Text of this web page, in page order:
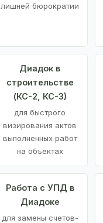
лишней бюрократии
Диадок в
строительстве
(КС-2, КС-3)
для быстрого
визирования актов
выполненных работ
на объектах
Работа с УПД в
Диадоке
для замены счетов-